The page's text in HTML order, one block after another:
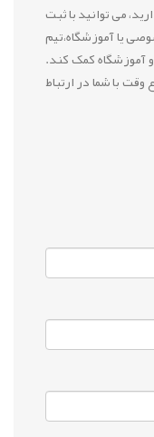
می توانید با ثبت
یا آموزشگاه،تیم
آموزشگاه کمک کند.
با شما در ارتباط